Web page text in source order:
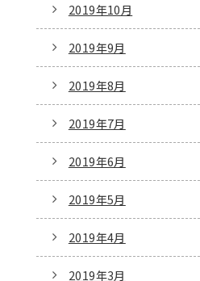
2019年10月
2019年9月
2019年8月
2019年7月
2019年6月
2019年5月
2019年4月
2019年3月